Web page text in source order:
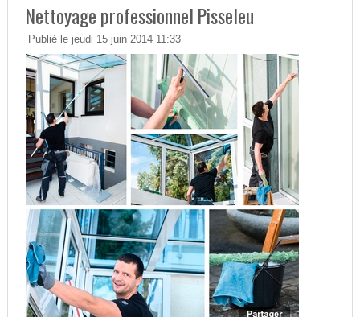
Nettoyage professionnel Pisseleu
Publié le jeudi 15 juin 2014 11:33